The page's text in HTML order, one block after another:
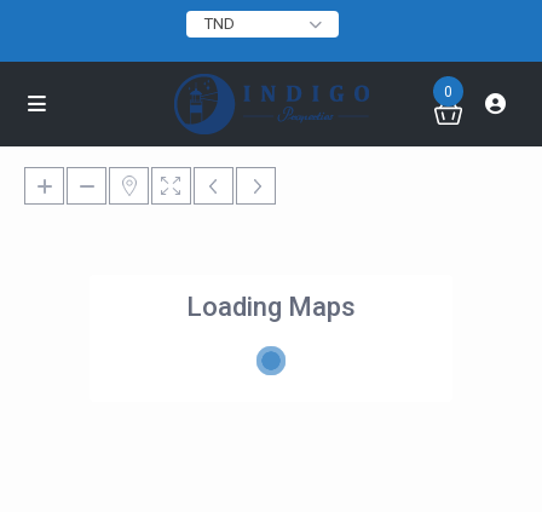
TND
0
Loading Maps